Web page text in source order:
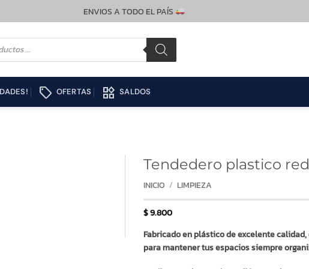
ENVIOS A TODO EL PAÍS
local_offer OFERTAS widgets SALDOS
Tendedero plastico
INICIO / LIMPIEZA
$9.800
Fabricado en plástico de excelente
para mantener tus espacios siempre